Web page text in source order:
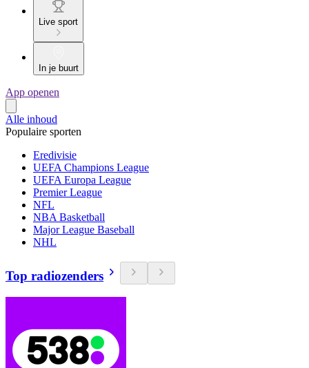
Live sport
In je buurt
App openen
Alle inhoud
Populaire sporten
Eredivisie
UEFA Champions League
UEFA Europa League
Premier League
NFL
NBA Basketball
Major League Baseball
NHL
Top radiozenders